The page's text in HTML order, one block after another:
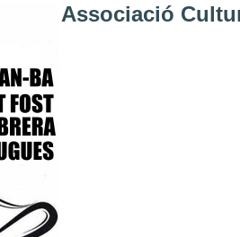
Associació